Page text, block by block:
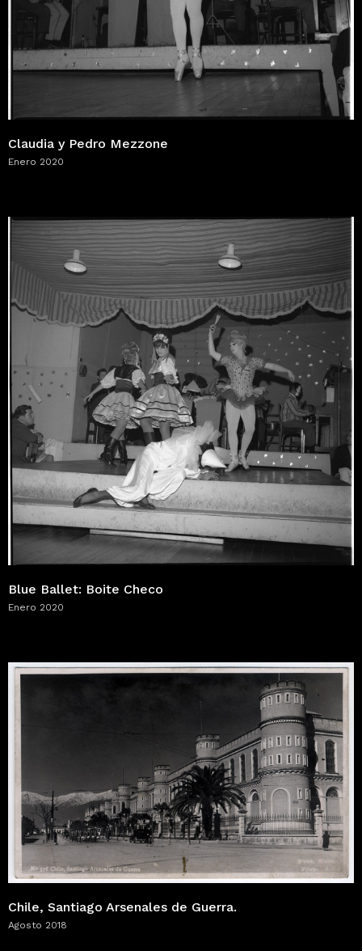
Claudia y Pedro Mezzone
Enero 2020
Blue Ballet: Boite Checo
Enero 2020
Chile, Santiago Arsenales de Guerra.
Agosto 2018